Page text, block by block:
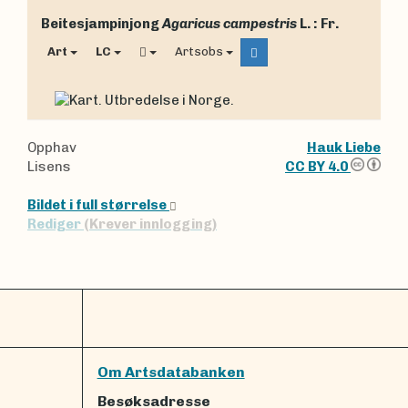
BeitesjampinjongAgaricus campestris L. : Fr.
Art LC Artsobs
Opphav
Hauk Liebe
Lisens
CC BY 4.0
Bildet i full størrelse
Rediger (Krever innlogging)
Om Artsdatabanken
Besøksadresse